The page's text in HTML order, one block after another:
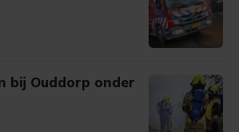
bij Ouddorp onder